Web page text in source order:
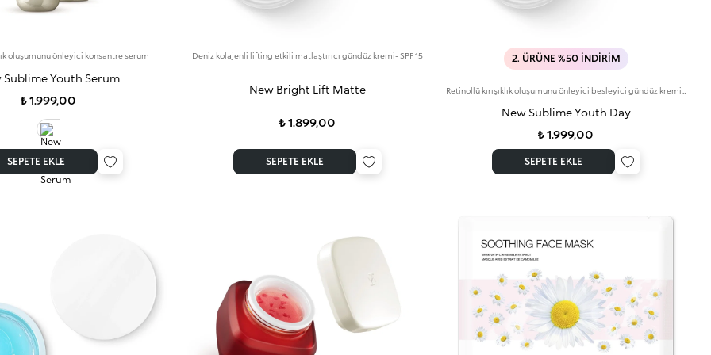
oluşumunu önleyici konsantre serum
Sublime Youth Serum
₺ 1.999,00
SEPETE EKLE
Deniz kolajenli lifting etkili matlaştırıcı gündüz kremi- SPF 15
New Bright Lift Matte
₺ 1.899,00
SEPETE EKLE
2. ÜRÜNE %50 İNDIRIM
New Sublime Youth Day
₺ 1.999,00
SEPETE EKLE